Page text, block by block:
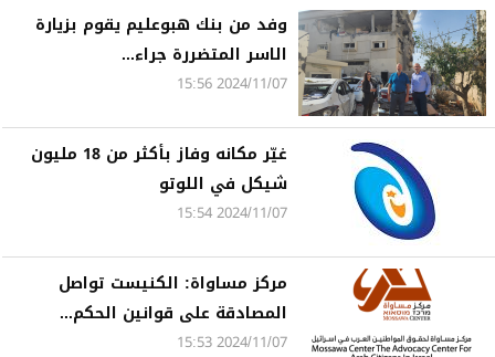
وفد من بنك هبوعليم يقوم بزيارة
الاسر المتضررة جراء...
2024/11/07 15:56
غيّر مكانه وفاز بأكثر من 18 مليون
شيكل في اللوتو
2024/11/07 15:54
مركز مساواة: الكنيست تواصل
المصادقة على قوانين الحكم...
2024/11/07 15:53